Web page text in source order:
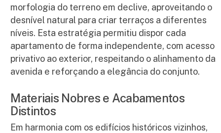
morfologia do terreno em declive, aproveitando o
desnível natural para criar terraços a diferentes
níveis. Esta estratégia permitiu dispor cada
apartamento de forma independente, com acesso
privativo ao exterior, respeitando o alinhamento da
avenida e reforçando a elegância do conjunto.
Materiais Nobres e Acabamentos
Distintos
Em harmonia com os edifícios históricos vizinhos,